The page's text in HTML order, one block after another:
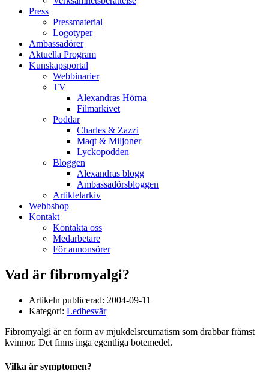
Press
Pressmaterial
Logotyper
Ambassadörer
Aktuella Program
Kunskapsportal
Webbinarier
TV
Alexandras Hörna
Filmarkivet
Poddar
Charles & Zazzi
Maqt & Miljoner
Lyckopodden
Bloggen
Alexandras blogg
Ambassadörsbloggen
Artiklelarkiv
Webbshop
Kontakt
Kontakta oss
Medarbetare
För annonsörer
Vad är fibromyalgi?
Artikeln publicerad: 2004-09-11
Kategori: Ledbesvär
Fibromyalgi är en form av mjukdelsreumatism som drabbar främst
kvinnor. Det finns inga egentliga botemedel.
Vilka är symptomen?